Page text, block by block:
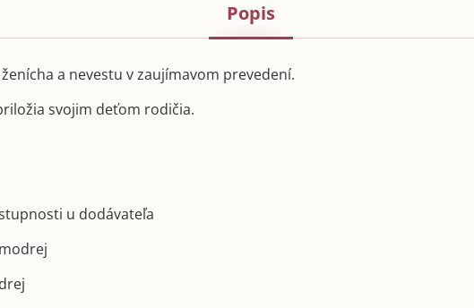
Popis
a nevestu v zaujímavom prevedení.
svojim deťom rodičia.
u dodávateľa